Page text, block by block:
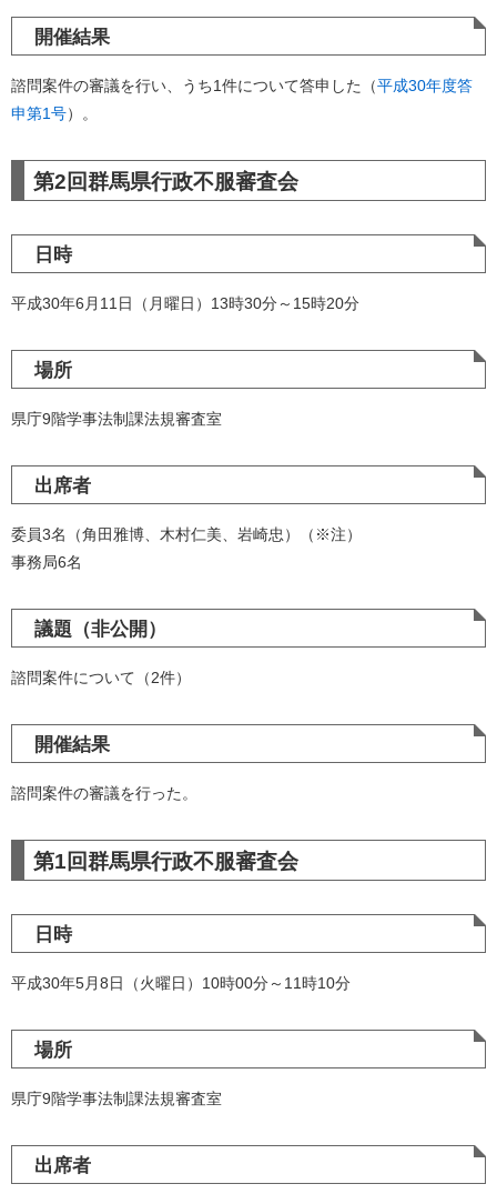
開催結果
諮問案件の審議を行い、うち1件について答申した（平成30年度答
申第1号）。
第2回群馬県行政不服審査会
日時
平成30年6月11日（月曜日）13時30分～15時20分
場所
県庁9階学事法制課法規審査室
出席者
委員3名（角田雅博、木村仁美、岩崎忠）（※注）
事務局6名
議題（非公開）
諮問案件について（2件）
開催結果
諮問案件の審議を行った。
第1回群馬県行政不服審査会
日時
平成30年5月8日（火曜日）10時00分～11時10分
場所
県庁9階学事法制課法規審査室
出席者